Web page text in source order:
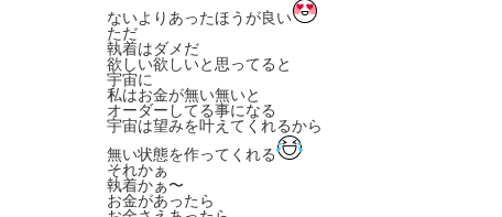
ないよりあったほうが良い
ただ
執着はダメだ
欲しい欲しいと思ってると
宇宙に
私はお金が無い無いと
オーダーしてる事になる
宇宙は望みを叶えてくれるから
無い状態を作ってくれる
それかぁ
執着かぁ〜
お金があったら